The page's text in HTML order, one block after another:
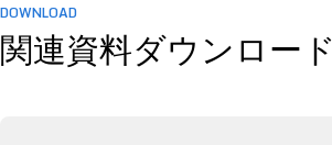
DOWNLOAD
関連資料ダウンロード